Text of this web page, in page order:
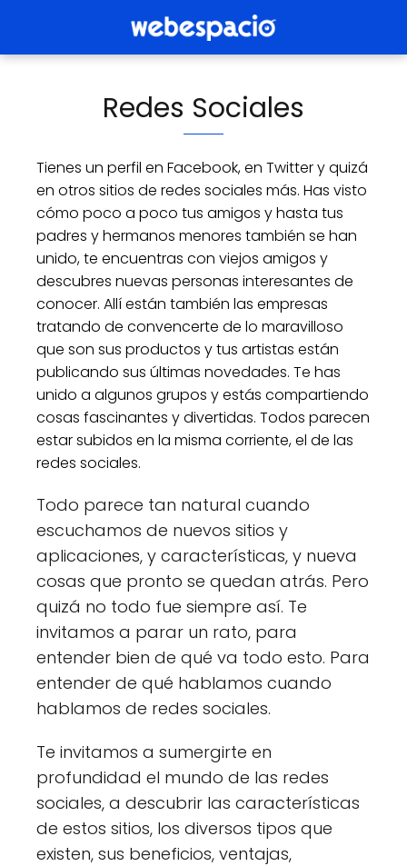
Redes Sociales
Tienes un perfil en Facebook, en Twitter y quizá
en otros sitios de redes sociales más. Has visto
cómo poco a poco tus amigos y hasta tus
padres y hermanos menores también se han
unido, te encuentras con viejos amigos y
descubres nuevas personas interesantes de
conocer. Allí están también las empresas
tratando de convencerte de lo maravilloso
que son sus productos y tus artistas están
publicando sus últimas novedades. Te has
unido a algunos grupos y estás compartiendo
cosas fascinantes y divertidas. Todos parecen
estar subidos en la misma corriente, el de las
redes sociales.
Todo parece tan natural cuando
escuchamos de nuevos sitios y
aplicaciones, y características, y nueva
cosas que pronto se quedan atrás. Pero
quizá no todo fue siempre así. Te
invitamos a parar un rato, para
entender bien de qué va todo esto. Para
entender de qué hablamos cuando
hablamos de redes sociales.
Te invitamos a sumergirte en
profundidad el mundo de las redes
sociales, a descubrir las características
de estos sitios, los diversos tipos que
existen, sus beneficios, ventajas,